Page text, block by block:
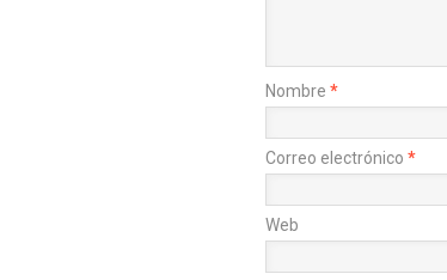
Nombre *
Correo electrónico *
Web